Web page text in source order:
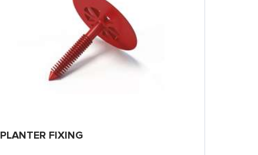
PLANTER FIXING